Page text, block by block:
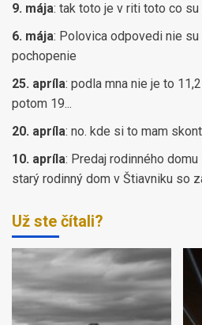
9. mája: tak toto je v riti toto co
6. mája: Polovica odpovedi nie
pochopenie
25. apríla: podla mna nie je to
potom 19...
20. apríla: no. kde si to mam
10. apríla: Predaj rodinného
starý rodinný dom v Štiavniku so
Už ste čítali?